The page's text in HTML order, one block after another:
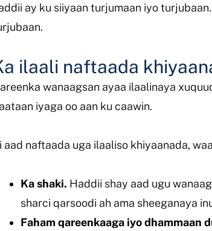
ay ku siiyaan turjumaan iyo
ilaali naftaada
wanaagsan ayaa ilaalinaya
iyaga oo aan ku caawin.
aad naftaada uga ilaaliso khiyaanada,
Ka shaki. Haddii shay aad ugu
sharci qarsoodi ah ama sheeganaya
Faham qareenkaaga iyo dhammaan